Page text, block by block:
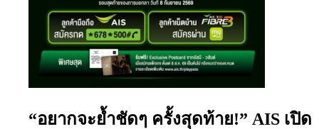
“อยากจะย้ำชัดๆ ครั้งสุดท้าย!” AIS เปิด